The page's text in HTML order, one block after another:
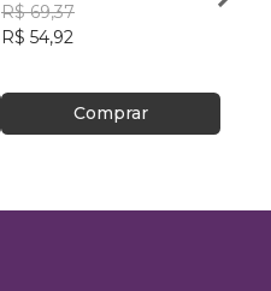
R$ 69,37
R$ 54,92
Comprar
R$